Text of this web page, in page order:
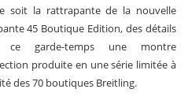
soit la rattrapante de la nouvelle
45 Boutique Edition, des détails
ce garde-temps une montre
produite en une série limitée à
des 70 boutiques Breitling.